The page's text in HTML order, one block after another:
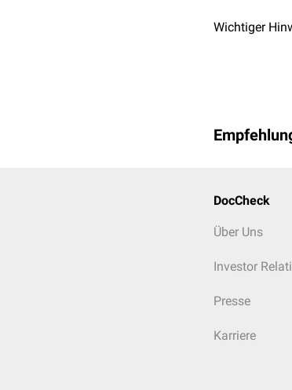
Wichtiger
DocCheck
Über Uns
Investor
Presse
Karriere